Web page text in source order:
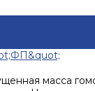
масса